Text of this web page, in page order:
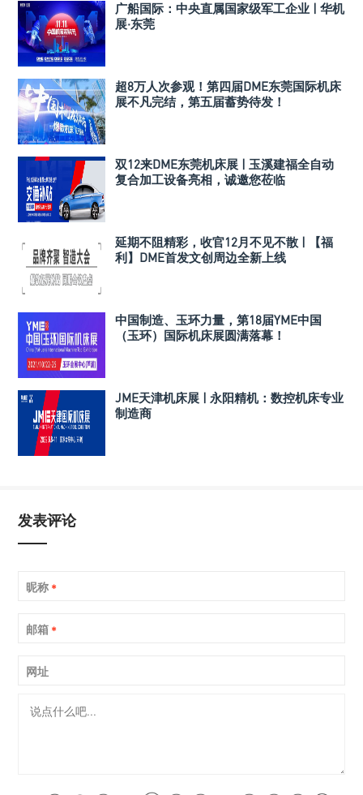
广船国际：中央直属国家级军工企业 | 华机
展·东莞
超8万人次参观！第四届DME东莞国际机床
展不凡完结，第五届蓄势待发！
双12来DME东莞机床展 | 玉溪建福全自动
复合加工设备亮相，诚邀您莅临
延期不阻精彩，收官12月不见不散 | 【福
利】DME首发文创周边全新上线
中国制造、玉环力量，第18届YME中国
（玉环）国际机床展圆满落幕！
JME天津机床展 | 永阳精机：数控机床专业
制造商
发表评论
昵称 *
邮箱 *
网址